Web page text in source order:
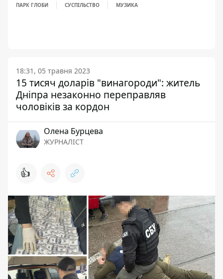
ПАРК ГЛОБИ СУСПІЛЬСТВО МУЗИКА
18:31, 05 травня 2023
15 тисяч доларів "винагороди": житель
Дніпра незаконно переправляв
чоловіків за кордон
Олена Бурцева
ЖУРНАЛІСТ
👍